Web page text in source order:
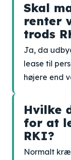
Skal
renter
trods
Ja, da
lease til
højere end
Hvilke
for at
RKI?
Normalt